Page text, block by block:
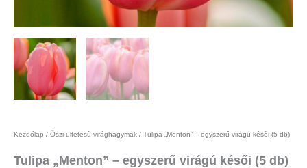
Kezdőlap / Őszi ültetésű virághagymák / Tulipa „Menton” – egyszerű virágú késői (5 db)
Tulipa „Menton” – egyszerű virágú késői (5 db)